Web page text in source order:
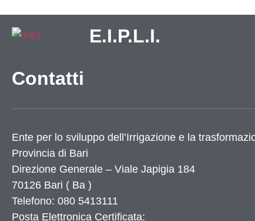
E.I.P.L.I.
Contatti
Ente per lo sviluppo dell’Irrigazione e la
Provincia di Bari
Direzione Generale – Viale Japigia 184
70126 Bari ( Ba )
Telefono: 080 5413111
Posta Elettronica Certificata: